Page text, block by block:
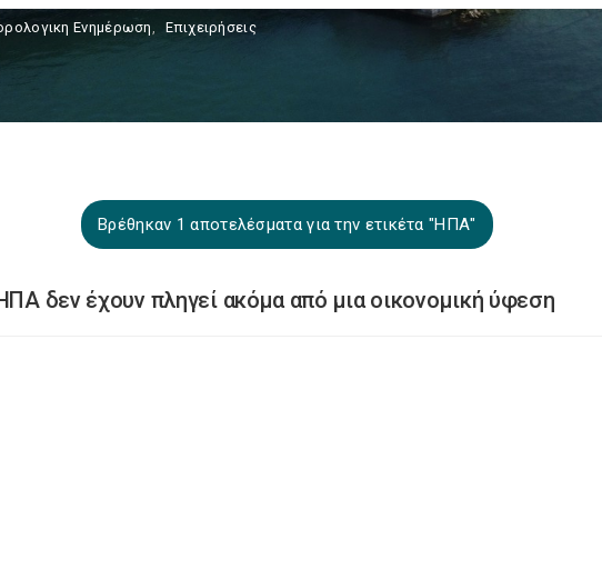
Ενημέρωση, Επιχειρήσεις
Βρέθηκαν 1 αποτελέσματα για την ετικέτα "ΗΠΑ"
ΗΠΑ δεν έχουν πληγεί ακόμα από μια οικονομική ύφεση